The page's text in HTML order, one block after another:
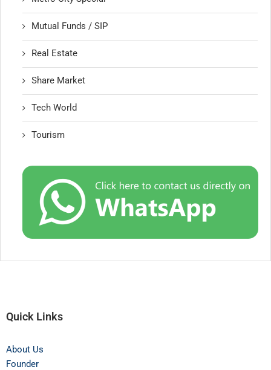
Mutual Funds / SIP
Real Estate
Share Market
Tech World
Tourism
Quick Links
About Us
Founder